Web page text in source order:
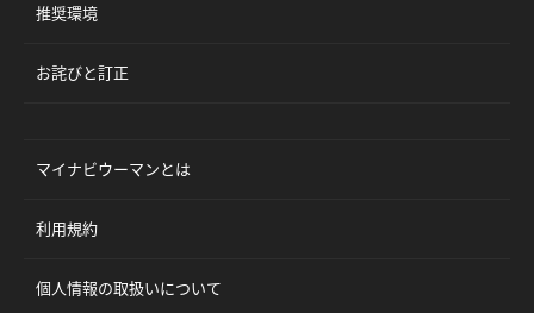
推奨環境
お詫びと訂正
マイナビウーマンとは
利用規約
個人情報の取扱いについて